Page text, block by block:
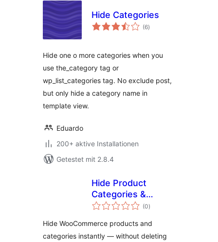
Hide Categories
(6Bewertungen
insgesamt
)
Hide one o more categories when you
use the_category tag or
wp_list_categories tag. No exclude post,
but only hide a category name in
template view.
Eduardo
200+ aktive Installationen
Getestet mit 2.8.4
Hide Product
Categories &
Products for(0Bewertungen
insgesamt
)
Hide WooCommerce products and
categories instantly — without deleting